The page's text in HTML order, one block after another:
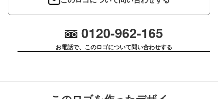
0120-962-165
お電話で、このロゴについて問い合わせする